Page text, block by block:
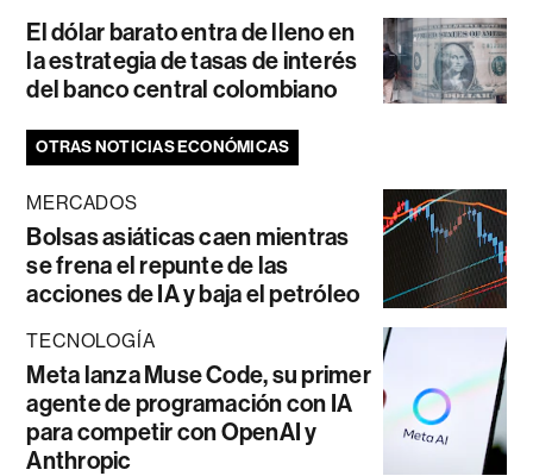
El dólar barato entra de lleno en
la estrategia de tasas de interés
del banco central colombiano
OTRAS NOTICIAS ECONÓMICAS
MERCADOS
Bolsas asiáticas caen mientras
se frena el repunte de las
acciones de IA y baja el petróleo
TECNOLOGÍA
Meta lanza Muse Code, su primer
agente de programación con IA
para competir con OpenAI y
Anthropic